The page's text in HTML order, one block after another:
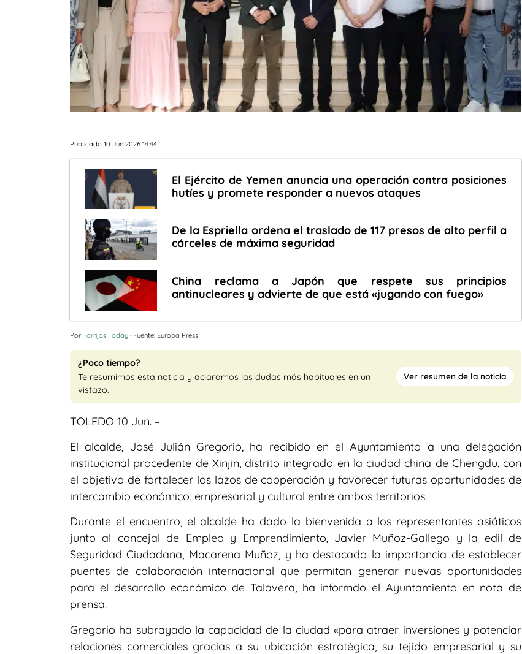
.
Publicado 10 Jun 2026 14:44
El Ejército de Yemen anuncia una operación contra posiciones
hutíes y promete responder a nuevos ataques
De la Espriella ordena el traslado de 117 presos de alto perfil a
cárceles de máxima seguridad
China reclama a Japón que respete sus principios
antinucleares y advierte de que está «jugando con fuego»
Por Torrijos Today · Fuente: Europa Press
¿Poco tiempo?
Te resumimos esta noticia y aclaramos las dudas más habituales en un
vistazo.
Ver resumen de la noticia
TOLEDO 10 Jun. –
El alcalde, José Julián Gregorio, ha recibido en el Ayuntamiento a una delegación
institucional procedente de Xinjin, distrito integrado en la ciudad china de Chengdu, con
el objetivo de fortalecer los lazos de cooperación y favorecer futuras oportunidades de
intercambio económico, empresarial y cultural entre ambos territorios.
Durante el encuentro, el alcalde ha dado la bienvenida a los representantes asiáticos
junto al concejal de Empleo y Emprendimiento, Javier Muñoz-Gallego y la edil de
Seguridad Ciudadana, Macarena Muñoz, y ha destacado la importancia de establecer
puentes de colaboración internacional que permitan generar nuevas oportunidades
para el desarrollo económico de Talavera, ha informdo el Ayuntamiento en nota de
prensa.
Gregorio ha subrayado la capacidad de la ciudad «para atraer inversiones y potenciar
relaciones comerciales gracias a su ubicación estratégica, su tejido empresarial y su